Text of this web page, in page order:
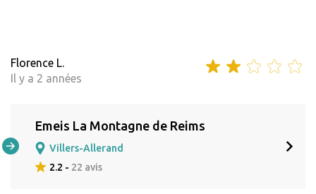
Florence L.
Il y a 2 années
Emeis La Montagne de Reims
Villers-Allerand
2.2 - 22 avis